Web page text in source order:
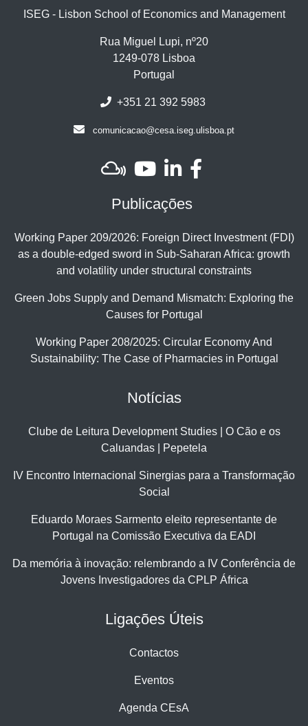
ISEG - Lisbon School of Economics and Management
Rua Miguel Lupi, nº20
1249-078 Lisboa
Portugal
+351 21 392 5983
comunicacao@cesa.iseg.ulisboa.pt
Publicações
Working Paper 209/2026: Foreign Direct Investment (FDI)
as a double-edged sword in Sub-Saharan Africa: growth
and volatility under structural constraints
Green Jobs Supply and Demand Mismatch: Exploring the
Causes for Portugal
Working Paper 208/2025: Circular Economy And
Sustainability: The Case of Pharmacies in Portugal
Notícias
Clube de Leitura Development Studies | O Cão e os
Caluandas | Pepetela
IV Encontro Internacional Sinergias para a Transformação
Social
Eduardo Moraes Sarmento eleito representante de
Portugal na Comissão Executiva da EADI
Da memória à inovação: relembrando a IV Conferência de
Jovens Investigadores da CPLP África
Ligações Úteis
Contactos
Eventos
Agenda CEsA